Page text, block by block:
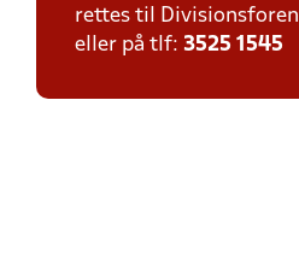
rettes til
eller på tlf: 3525 1545